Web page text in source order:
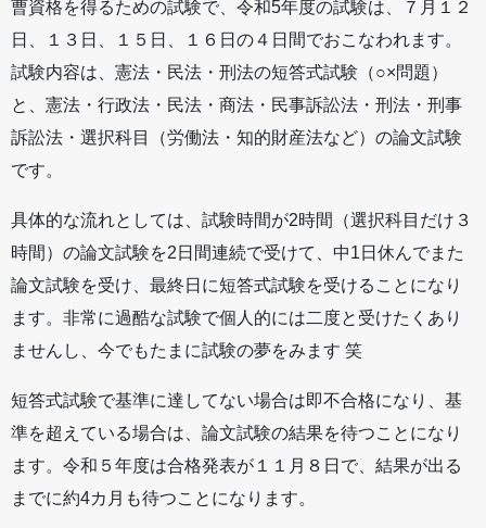
曹資格を得るための試験で、令和5年度の試験は、７月１２
日、１３日、１５日、１６日の４日間でおこなわれます。
試験内容は、憲法・民法・刑法の短答式試験（○×問題）
と、憲法・行政法・民法・商法・民事訴訟法・刑法・刑事
訴訟法・選択科目（労働法・知的財産法など）の論文試験
です。
具体的な流れとしては、試験時間が2時間（選択科目だけ３
時間）の論文試験を2日間連続で受けて、中1日休んでまた
論文試験を受け、最終日に短答式試験を受けることになり
ます。非常に過酷な試験で個人的には二度と受けたくあり
ませんし、今でもたまに試験の夢をみます 笑
短答式試験で基準に達してない場合は即不合格になり、基
準を超えている場合は、論文試験の結果を待つことになり
ます。令和５年度は合格発表が１１月８日で、結果が出る
までに約4カ月も待つことになります。